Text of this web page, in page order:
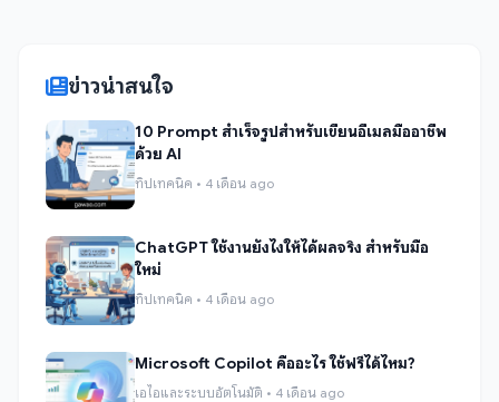
ข่าวน่าสนใจ
10 Prompt สำเร็จรูปสำหรับเขียนอีเมลมืออาชีพ
ด้วย AI
ทิปเทคนิค • 4 เดือน ago
ChatGPT ใช้งานยังไงให้ได้ผลจริง สำหรับมือ
ใหม่
ทิปเทคนิค • 4 เดือน ago
Microsoft Copilot คืออะไร ใช้ฟรีได้ไหม?
เอไอและระบบอัตโนมัติ • 4 เดือน ago